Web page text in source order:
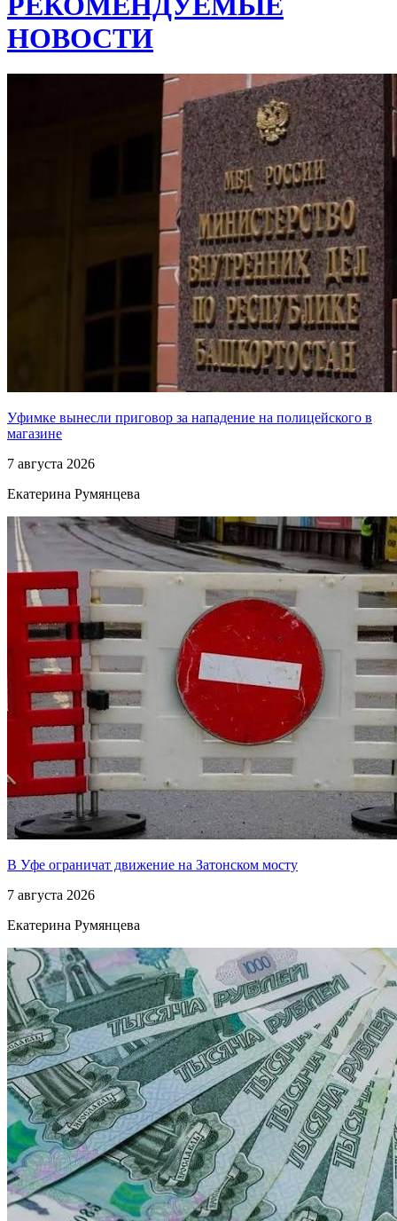
НОВОСТИ
Уфимке вынесли приговор за нападение на полицейского в
магазине
7 августа 2026
Екатерина Румянцева
В Уфе ограничат движение на Затонском мосту
7 августа 2026
Екатерина Румянцева